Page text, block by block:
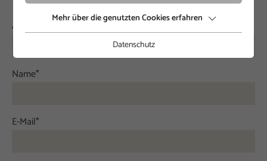
Anrede
Name*
E-Mail*
Mehr über die genutzten Cookies erfahren
Datenschutz